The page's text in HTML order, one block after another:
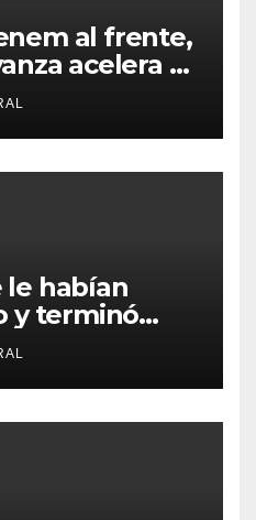
al frente,
acelera su
Rioja y
Aimogasta
le habían
y terminó
su hermano